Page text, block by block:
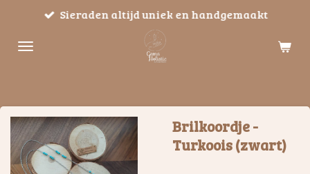
naar
Sieraden altijd uniek en handgemaakt
Brilkoordje -
Turkoois (zwart)